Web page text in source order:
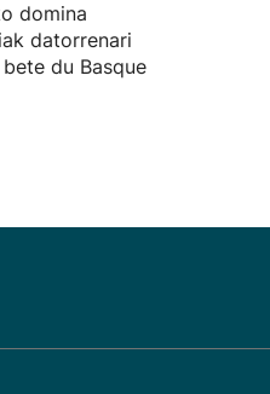
domina
datorrenari
du Basque